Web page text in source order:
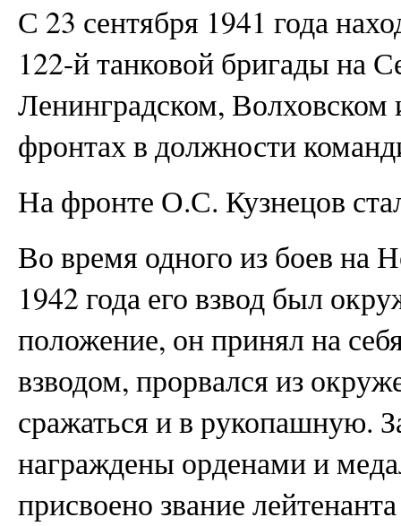
С 23 сентября 1941 года
122-й танковой бригады на
Ленинградском,
фронтах в должности
На фронте О.С. Кузнецов
Во время одного из боев на
1942 года его взвод был
положение, он принял на
взводом, прорвался из
сражаться и в рукопашную.
награждены орденами и
присвоено звание